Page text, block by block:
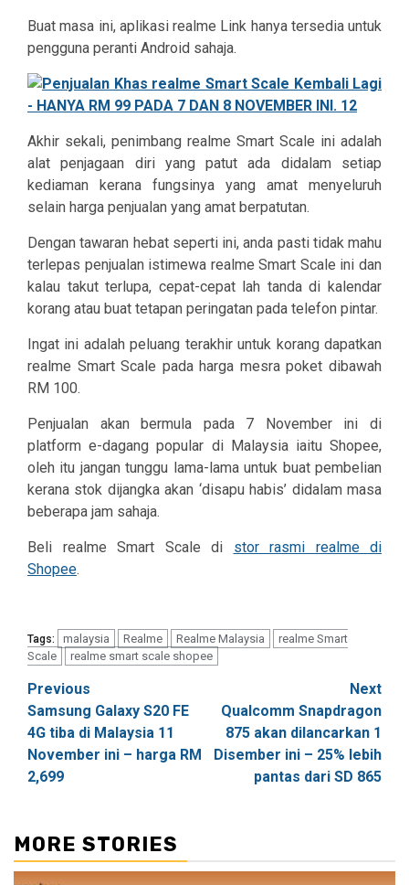
Buat masa ini, aplikasi realme Link hanya tersedia untuk
pengguna peranti Android sahaja.
Akhir sekali, penimbang realme Smart Scale ini adalah
alat penjagaan diri yang patut ada didalam setiap
kediaman kerana fungsinya yang amat menyeluruh
selain harga penjualan yang amat berpatutan.
Dengan tawaran hebat seperti ini, anda pasti tidak mahu
terlepas penjualan istimewa realme Smart Scale ini dan
kalau takut terlupa, cepat-cepat lah tanda di kalendar
korang atau buat tetapan peringatan pada telefon pintar.
Ingat ini adalah peluang terakhir untuk korang dapatkan
realme Smart Scale pada harga mesra poket dibawah
RM 100.
Penjualan akan bermula pada 7 November ini di
platform e-dagang popular di Malaysia iaitu Shopee,
oleh itu jangan tunggu lama-lama untuk buat pembelian
kerana stok dijangka akan ‘disapu habis’ didalam masa
beberapa jam sahaja.
Beli realme Smart Scale di stor rasmi realme di
Shopee.
Tags: malaysia Realme Realme Malaysia
realme Smart
Scale
realme smart scale shopee
Post
navigation
Previous
Samsung Galaxy S20 FE
4G tiba di Malaysia 11
November ini – harga RM
2,699
Next
Qualcomm Snapdragon
875 akan dilancarkan 1
Disember ini – 25% lebih
pantas dari SD 865
MORE STORIES